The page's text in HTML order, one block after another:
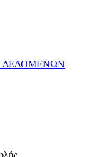
ΔΕΔΟΜΕΝΩΝ